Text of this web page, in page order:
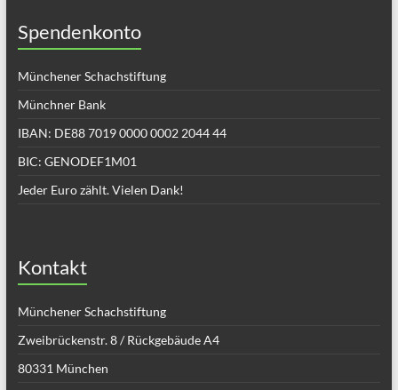
Spendenkonto
Münchener Schachstiftung
Münchner Bank
IBAN: DE88 7019 0000 0002 2044 44
BIC: GENODEF1M01
Jeder Euro zählt. Vielen Dank!
Kontakt
Münchener Schachstiftung
Zweibrückenstr. 8 / Rückgebäude A4
80331 München